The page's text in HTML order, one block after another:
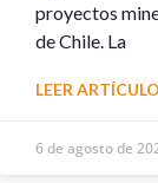
proyectos
de Chile. La
LEER ARTÍCULO
6 de agosto de